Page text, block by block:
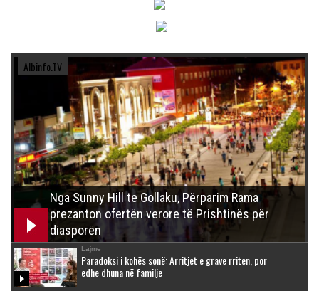
Albinfo.TV
Nga Sunny Hill te Gollaku, Përparim Rama
prezanton ofertën verore të Prishtinës për
diasporën
Lajme
Paradoksi i kohës sonë: Arritjet e grave rriten, por
edhe dhuna në familje